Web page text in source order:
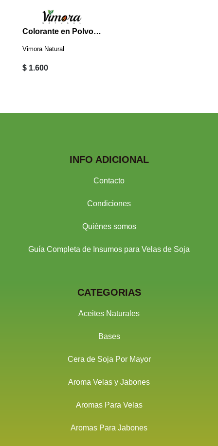
Colorante en Polvo Amarillo 2 Grs
Vimora Natural
$ 1.600
INFO ADICIONAL
Contacto
Condiciones
Quiénes somos
Guía Completa de Insumos para Velas de Soja
CATEGORIAS
Aceites Naturales
Bases
Cera de Soja Por Mayor
Aroma Velas y Jabones
Aromas Para Velas
Aromas Para Jabones